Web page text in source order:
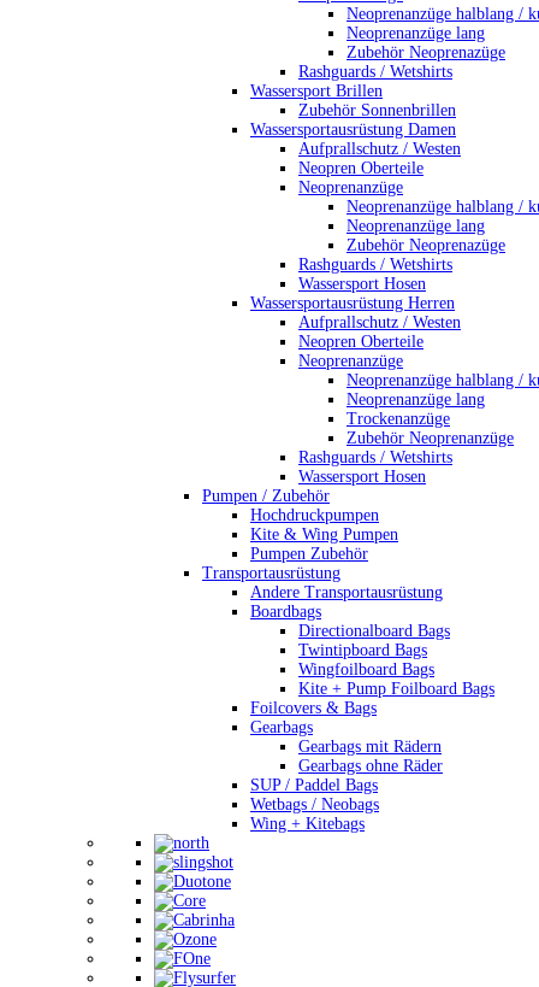
Neoprenanzüge halblang /
Neoprenanzüge lang
Zubehör Neoprenazüge
Rashguards / Wetshirts
Wassersport Brillen
Zubehör Sonnenbrillen
Wassersportausrüstung Damen
Aufprallschutz / Westen
Neopren Oberteile
Neoprenanzüge
Neoprenanzüge halblang /
Neoprenanzüge lang
Zubehör Neoprenazüge
Rashguards / Wetshirts
Wassersport Hosen
Wassersportausrüstung Herren
Aufprallschutz / Westen
Neopren Oberteile
Neoprenanzüge
Neoprenanzüge halblang /
Neoprenanzüge lang
Trockenanzüge
Zubehör Neoprenanzüge
Rashguards / Wetshirts
Wassersport Hosen
Pumpen / Zubehör
Hochdruckpumpen
Kite & Wing Pumpen
Pumpen Zubehör
Transportausrüstung
Andere Transportausrüstung
Boardbags
Directionalboard Bags
Twintipboard Bags
Wingfoilboard Bags
Kite + Pump Foilboard Bags
Foilcovers & Bags
Gearbags
Gearbags mit Rädern
Gearbags ohne Räder
SUP / Paddel Bags
Wetbags / Neobags
Wing + Kitebags